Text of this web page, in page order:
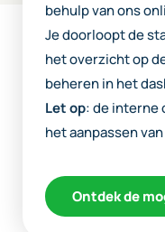
behulp van ons
Je doorloopt de
het overzicht op
beheren in het
Let op: de interne
het aanpassen
Ontdek de